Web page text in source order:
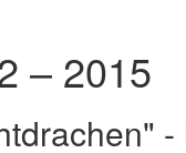
– 2015